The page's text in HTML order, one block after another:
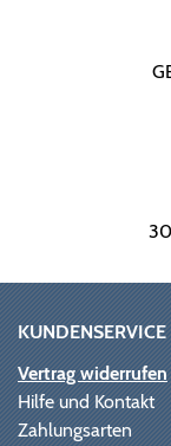
KUNDENSERVICE
Vertrag widerrufen
Hilfe und Kontakt
Zahlungsarten